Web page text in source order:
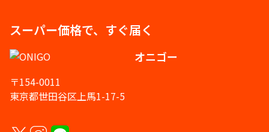
スーパー価格で、すぐ届く
オニゴー
〒154-0011
東京都世田谷区上馬1-17-5